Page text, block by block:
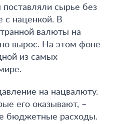
поставляли сырье без
с наценкой. В
валюты на
вырос. На этом фоне
из самых
на нацвалюту.
его оказывают, –
бюджетные расходы.